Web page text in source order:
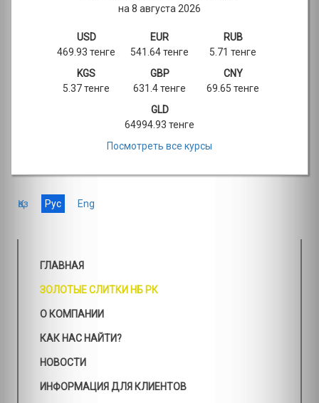
на 8 августа 2026
USD
469.93 тенге
EUR
541.64 тенге
RUB
5.71 тенге
KGS
5.37 тенге
GBP
631.4 тенге
CNY
69.65 тенге
GLD
64994.93 тенге
Посмотреть все курсы
Қаз Рус Eng
ГЛАВНАЯ
ЗОЛОТЫЕ СЛИТКИ НБ РК
О КОМПАНИИ
КАК НАС НАЙТИ?
НОВОСТИ
ИНФОРМАЦИЯ ДЛЯ КЛИЕНТОВ